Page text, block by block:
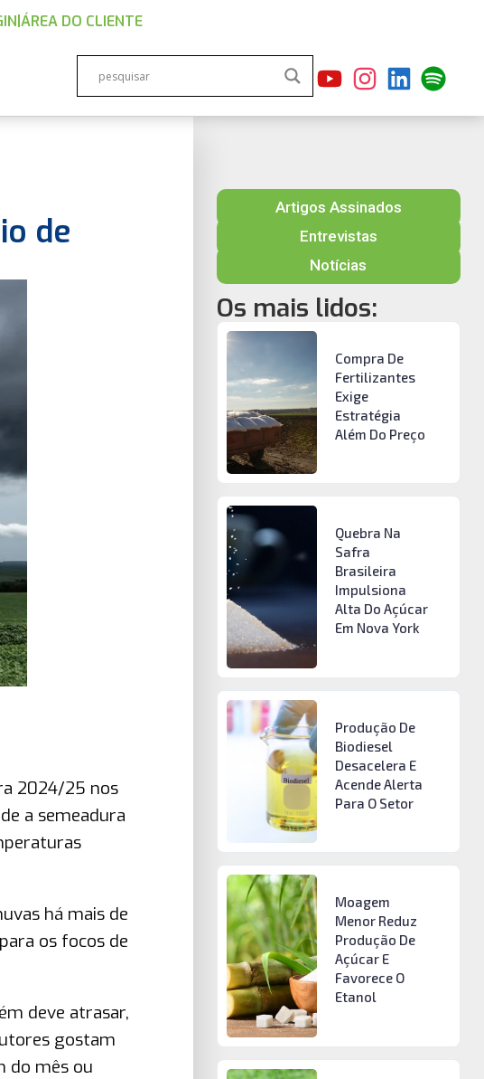
|ÁREA DO CLIENTE
de
2024/25 nos
a semeadura
há mais de
os focos de
deve atrasar,
gostam
do mês ou
Artigos Assinados
Entrevistas
Notícias
Os mais lidos:
Compra De
Fertilizantes
Exige
Estratégia
Além Do Preço
Quebra Na
Safra
Brasileira
Impulsiona
Alta Do Açúcar
Em Nova York
Produção De
Biodiesel
Desacelera E
Acende Alerta
Para O Setor
Moagem
Menor Reduz
Produção De
Açúcar E
Favorece O
Etanol